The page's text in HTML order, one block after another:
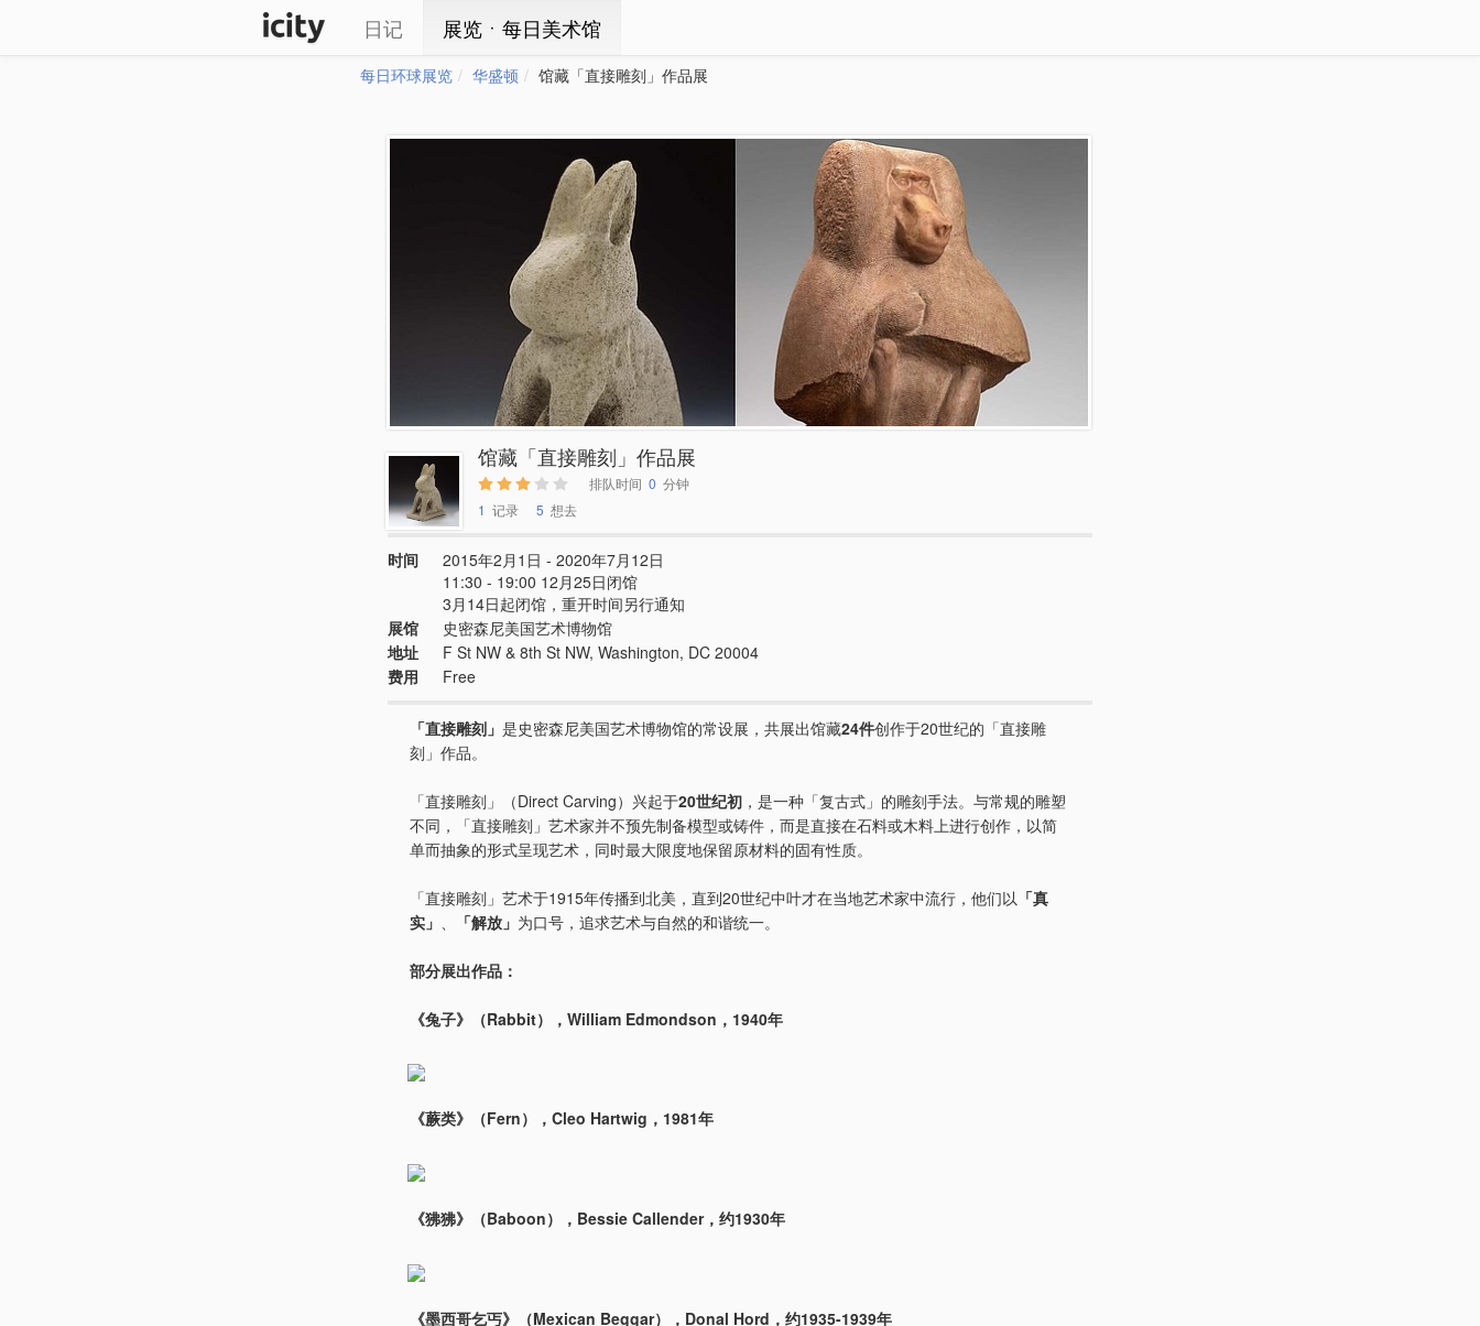
日记 展览ㆍ每日美术馆
每日环球展览 华盛顿 馆藏「直接雕刻」作品展
馆藏「直接雕刻」作品展
排队时间 0 分钟
1 记录 5 想去
时间
2015年2月1日 - 2020年7月12日
11:30 - 19:00 12月25日闭馆
3月14日起闭馆，重开时间另行通知
展馆
史密森尼美国艺术博物馆
地址
F St NW & 8th St NW, Washington, DC 20004
费用
Free
「直接雕刻」 是史密森尼美国艺术博物馆的常设展，共展出馆藏24件创作于20世纪的「直接雕
刻」作品。
「直接雕刻」（Direct Carving）兴起于20世纪初 ，是一种「复古式」的雕刻手法。与常规的雕塑
不同，「直接雕刻」艺术家并不预先制备模型或铸件，而是直接在石料或木料上进行创作，以简
单而抽象的形式呈现艺术，同时最大限度地保留原材料的固有性质。
「直接雕刻」艺术于1915年传播到北美，直到20世纪中叶才在当地艺术家中流行，他们以 「真
实」
「解放」 为口号，追求艺术与自然的和谐统一。
部分展出作品：
《兔子》（Rabbit），William Edmondson，1940年
《蕨类》（Fern），Cleo Hartwig，1981年
《狒狒》（Baboon），Bessie Callender，约1930年
《墨西哥乞丐》（Mexican Beggar），Donal Hord，约1935-1939年